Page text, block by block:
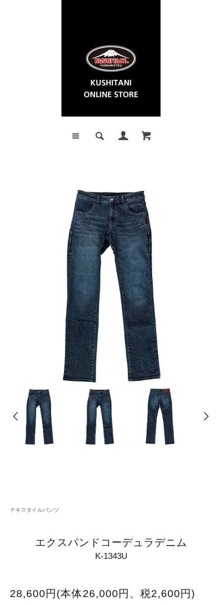
テキスタイルパンツ
エクスパンドコーデュラデニム
K-1343U
28,600円(本体26,000円、税2,600円)